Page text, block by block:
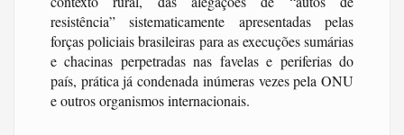
resistência” sistematicamente apresentadas pelas
forças policiais brasileiras para as execuções sumárias
e chacinas perpetradas nas favelas e periferias do
país, prática já condenada inúmeras vezes pela ONU
e outros organismos internacionais.